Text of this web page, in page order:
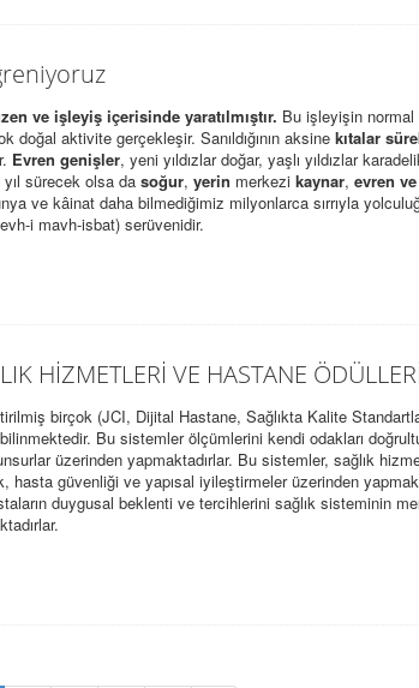
ve işleyiş içerisinde yaratılmıştır. Bu işleyişin
doğal aktivite gerçekleşir. Sanıldığının aksinekıtalar
Evren genişler, yeni yıldızlar doğar, yaşlı yıldızlar
sürecek olsa dasoğur,yerin merkezikaynar,evren
ve kâinat daha bilmediğimiz milyonlarca sırrıyla
i mavh-isbat) serüvenidir.
HİZMETLERİ VE HASTANE ÖDÜLLERİ
birçok (JCI, Dijital Hastane, Sağlıkta Kalite
Bu sistemler ölçümlerini kendi odakları
üzerinden yapmaktadırlar. Bu sistemler, sağlık
hasta güvenliği ve yapısal iyileştirmeler üzerinden
duygusal beklenti ve tercihlerini sağlık sisteminin